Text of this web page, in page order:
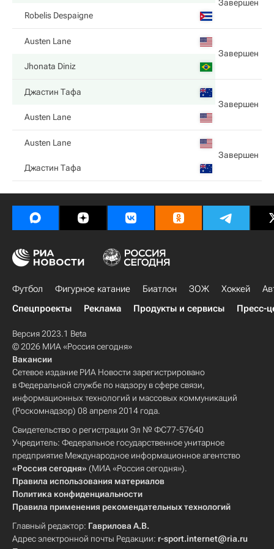
Завершен
Robelis Despaigne
Austen Lane
Завершен
Jhonata Diniz
Джастин Тафа
Завершен
Austen Lane
Austen Lane
Завершен
Джастин Тафа
Футбол Фигурное катание Биатлон ЗОЖ Хоккей
Спецпроекты
Реклама Продукты и сервисы Пресс-
Версия 2023.1 Beta
© 2026 МИА «Россия сегодня»
Вакансии
Сетевое издание РИА Новости зарегистрировано
в Федеральной службе по надзору в сфере связи,
информационных технологий и массовых коммуникаций
(Роскомнадзор) 08 апреля 2014 года.
Свидетельство о регистрации Эл № ФС77-57640
Учредитель: Федеральное государственное унитарное
предприятие Международное информационное агентство
«Россия сегодня» (МИА «Россия сегодня»).
Правила использования материалов
Политика конфиденциальности
Правила применения рекомендательных технологий
Главный редактор: Гаврилова А.В.
Адрес электронной почты Редакции: r-sport.internet@ria.ru